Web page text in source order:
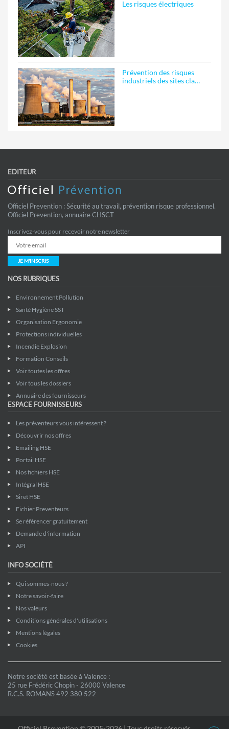
Les risques électriques
Prévention des risques
industriels des sites cla…
EDITEUR
Officiel Prevention : Sécurité au travail, prévention risque professionnel.
Officiel Prevention, annuaire CHSCT
Inscrivez-vous pour recevoir notre newsletter
JE M'INSCRIS
NOS RUBRIQUES
Environnement Pollution
Santé Hygiène SST
Organisation Ergonomie
Protections individuelles
Incendie Explosion
Formation Conseils
Voir toutes les offres
Voir tous les dossiers
Annuaire des fournisseurs
ESPACE FOURNISSEURS
Les préventeurs vous intéressent ?
Découvrir nos offres
Emailing HSE
Portail HSE
Nos fichiers HSE
Intégral HSE
Siret HSE
Fichier Preventeurs
Se référencer gratuitement
Demande d'information
API
INFO SOCIÉTÉ
Qui sommes-nous ?
Notre savoir-faire
Nos valeurs
Conditions générales d'utilisations
Mentions légales
Cookies
Notre société est basée à Valence :
25 rue Frédéric Chopin - 26000 Valence
R.C.S. ROMANS 492 380 522